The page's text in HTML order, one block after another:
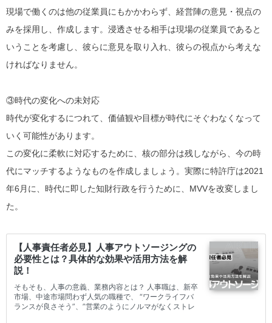
現場で働くのは他の従業員にもかかわらず、経営陣の意見・視点の
みを採用し、作成します。浸透させる相手は現場の従業員であると
いうことを考慮し、彼らに意見を取り入れ、彼らの視点から考えな
ければなりません。
③時代の変化への未対応
時代が変化するにつれて、価値観や目標が時代にそぐわなくなって
いく可能性があります。
この変化に柔軟に対応するために、核の部分は残しながら、今の時
代にマッチするようなものを作成しましょう。実際に特許庁は2021
年6月に、時代に即した知財行政を行うために、MVVを改変しまし
た。